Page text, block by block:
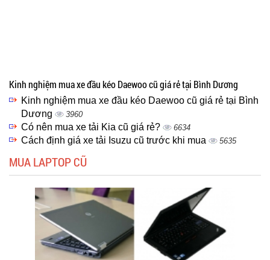
Kinh nghiệm mua xe đầu kéo Daewoo cũ giá rẻ tại Bình Dương
Kinh nghiệm mua xe đầu kéo Daewoo cũ giá rẻ tại Bình
Dương
3960
Có nên mua xe tải Kia cũ giá rẻ? 6634
Cách định giá xe tải Isuzu cũ trước khi mua 5635
MUA LAPTOP CŨ